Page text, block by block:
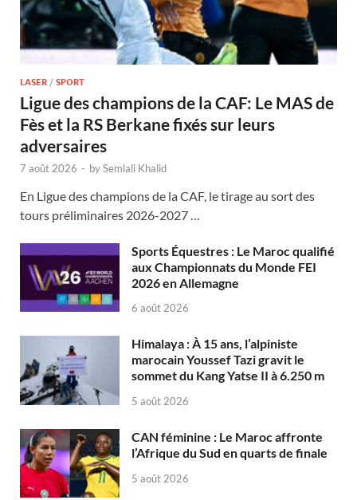
LASER / SPORT
Ligue des champions de la CAF: Le MAS de
Fès et la RS Berkane fixés sur leurs
adversaires
7 août 2026 - bySemlali Khalid
En Ligue des champions de la CAF, le tirage au sort des
tours préliminaires 2026-2027 …
Sports Équestres : Le Maroc qualifié
aux Championnats du Monde FEI
2026 en Allemagne
6 août 2026
Himalaya : À 15 ans, l’alpiniste
marocain Youssef Tazi gravit le
sommet du Kang Yatse II à 6.250 m
5 août 2026
CAN féminine : Le Maroc affronte
l’Afrique du Sud en quarts de finale
5 août 2026